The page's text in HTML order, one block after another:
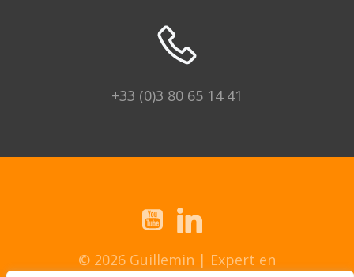
+33 (0)3 80 65 14 41
© 2026 Guillemin | Expert en